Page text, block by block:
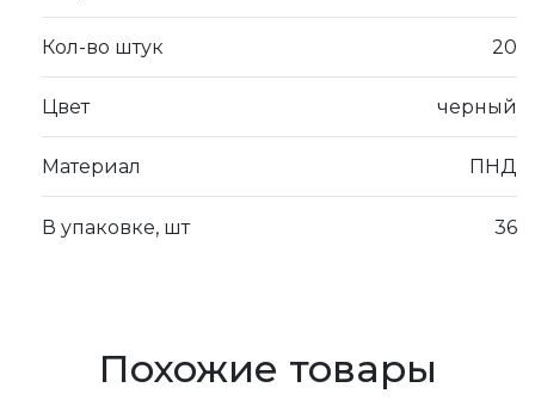
Кол-во штук 20
Цвет черный
Материал ПНД
В упаковке, шт 36
Похожие товары